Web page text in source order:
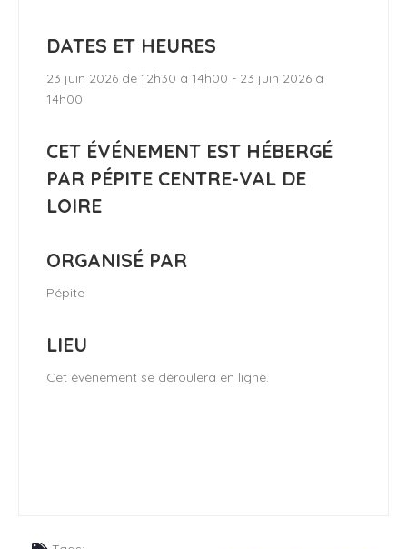
DATES ET HEURES
23 juin 2026 de 12h30 à 14h00 - 23 juin 2026 à
14h00
CET ÉVÉNEMENT EST HÉBERGÉ
PAR PÉPITE CENTRE-VAL DE
LOIRE
ORGANISÉ PAR
Pépite
LIEU
Cet évènement se déroulera en ligne.